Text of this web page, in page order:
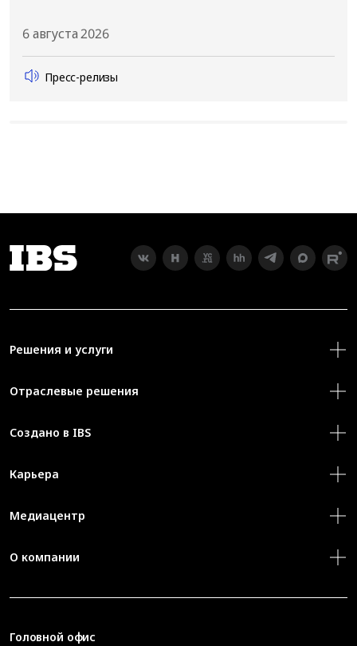
6 августа 2026
Пресс-релизы
Решения и услуги
Отраслевые решения
Создано в IBS
Карьера
Медиацентр
О компании
Головной офис